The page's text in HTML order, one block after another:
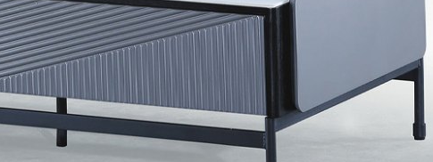
：免運費
：NT$500元
收運費
卓蘭鎮、三灣、通霄山區、西湖、泰安
鄉、大湖鄉、頭屋、獅潭鄉
天數：5~14天
定送貨日當天以電話聯絡確認
完成出貨15個工作天另行寄出，另外約加上2~7個工作天內
公司客服人員，我們將為您更換新品，運費皆由本站負責，
整包裝，床墊、床包、枕頭類產品需為未拆封狀態(請保持商
資料之完整性)，若未依照上述方式處理，恕無法接受退貨。